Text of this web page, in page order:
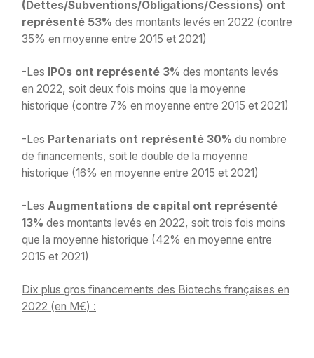
(Dettes/Subventions/Obligations/Cessions) ont
représenté 53% des montants levés en 2022 (contre
35% en moyenne entre 2015 et 2021)
-Les IPOs ont représenté 3% des montants levés
en 2022, soit deux fois moins que la moyenne
historique (contre 7% en moyenne entre 2015 et 2021)
-Les Partenariats ont représenté 30% du nombre
de financements, soit le double de la moyenne
historique (16% en moyenne entre 2015 et 2021)
-Les Augmentations de capital ont représenté
13% des montants levés en 2022, soit trois fois moins
que la moyenne historique (42% en moyenne entre
2015 et 2021)
Dix plus gros financements des Biotechs françaises en
2022 (en M€) :